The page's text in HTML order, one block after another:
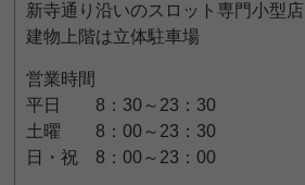
新寺通り沿いのスロット専門小型店
建物上階は立体駐車場
営業時間
平日 8：30～23：30
土曜 8：00～23：30
日・祝 8：00～23：00